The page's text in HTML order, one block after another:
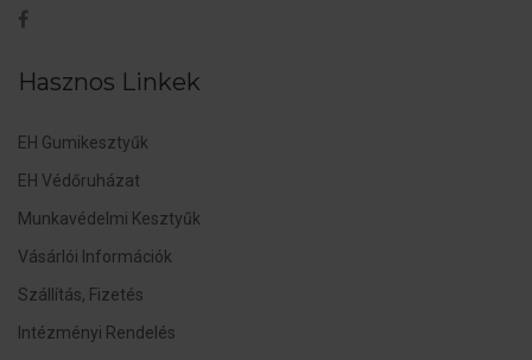
Hasznos Linkek
EH Gumikesztyűk
EH Védőruházat
Munkavédelmi Kesztyűk
Vásárlói Információk
Szállítás, Fizetés
Intézményi Rendelés